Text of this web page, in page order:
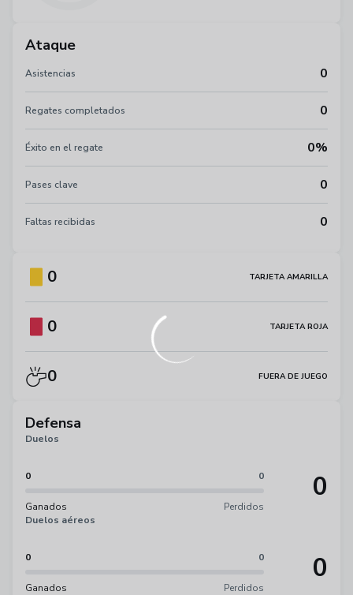
Ataque
Asistencias 0
Regates completados 0
Éxito en el regate 0%
Pases clave 0
Faltas recibidas 0
0 TARJETA AMARILLA
0 TARJETA ROJA
0 FUERA DE JUEGO
Defensa
Duelos
0 0
Ganados Perdidos
0
Duelos aéreos
0 0
Ganados Perdidos
0